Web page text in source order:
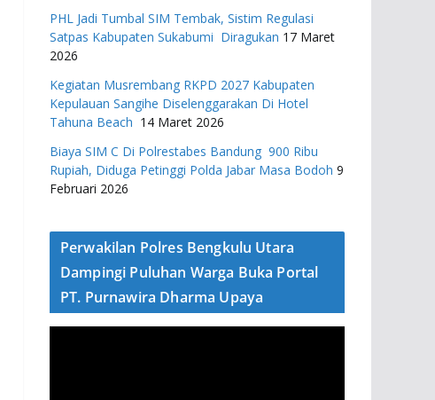
PHL Jadi Tumbal SIM Tembak, Sistim Regulasi
Satpas Kabupaten Sukabumi Diragukan 17 Maret
2026
Kegiatan Musrembang RKPD 2027 ​Kabupaten
Kepulauan Sangihe Diselenggarakan Di Hotel
Tahuna Beach 14 Maret 2026
Biaya SIM C Di Polrestabes Bandung 900 Ribu
Rupiah, Diduga Petinggi Polda Jabar Masa Bodoh 9
Februari 2026
Perwakilan Polres Bengkulu Utara
Dampingi Puluhan Warga Buka Portal
PT. Purnawira Dharma Upaya